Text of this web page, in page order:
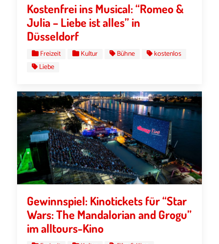
Kostenfrei ins Musical: “Romeo &
Julia – Liebe ist alles” in
Düsseldorf
Freizeit Kultur Bühne
kostenlos
Liebe
Gewinnspiel: Kinotickets für “Star
Wars: The Mandalorian and Grogu”
im alltours-Kino